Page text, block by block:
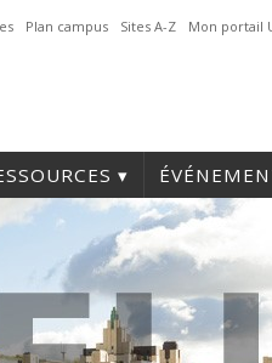
Plan campus Sites A-Z Mon portail